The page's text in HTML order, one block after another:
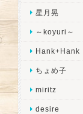
星月晃
～koyuri～
Hank+Hank
ちょめ子
miritz
desire